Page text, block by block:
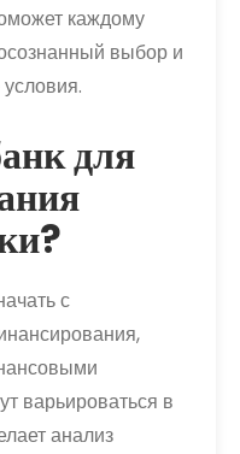
каждому
выбор и
для
с
варьироваться в
анализ